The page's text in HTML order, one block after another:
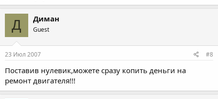
Д Диман
Guest
23 Июл 2007 #8
Поставив нулевик,можете сразу копить деньги на
ремонт двигателя!!!